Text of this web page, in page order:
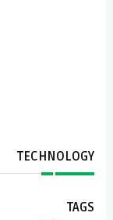
TECHNOLOGY
TAGS